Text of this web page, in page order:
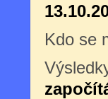
Kdo se